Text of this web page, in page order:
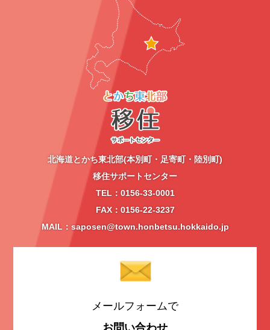
北海道とかち東北部(本別町・足寄町・陸別町)
移住サポートセンター
TEL：0156-33-0001
FAX：0156-22-3237
MAIL：saposen@town.honbetsu.hokkaido.jp
メールフォームで
お問い合わせ